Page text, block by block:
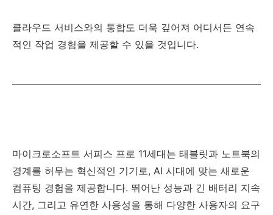
클라우드 서비스와의 통합도 더욱 깊어져 어디서든 연속
적인 작업 경험을 제공할 수 있을 것입니다.
마이크로소프트 서피스 프로 11세대는 태블릿과 노트북의
경계를 허무는 혁신적인 기기로, AI 시대에 맞는 새로운
컴퓨팅 경험을 제공합니다. 뛰어난 성능과 긴 배터리 지속
시간, 그리고 유연한 사용성을 통해 다양한 사용자의 요구